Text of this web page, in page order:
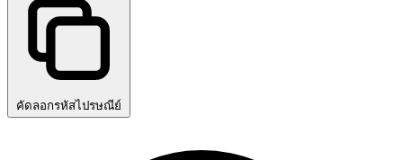
คัดลอกรหัสไปรษณีย์